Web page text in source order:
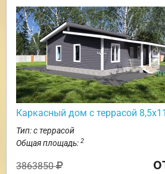
Каркасный дом с террасой 8,5х11
Тип: с террасой
Общая площадь: 2
3863850